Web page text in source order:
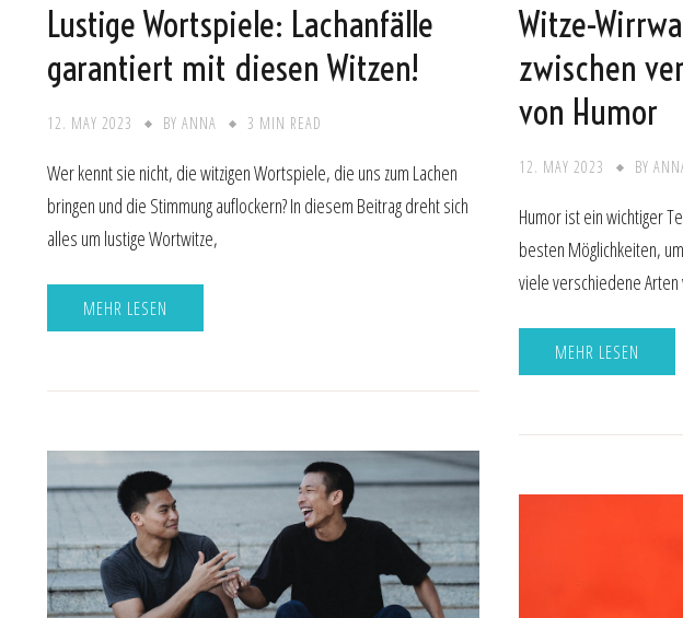
Lustige Wortspiele: Lachanfälle
garantiert mit diesen Witzen!
12. MAY 2023 BY ANNA 3 MIN READ
Wer kennt sie nicht, die witzigen Wortspiele, die uns zum Lachen
bringen und die Stimmung auflockern? In diesem Beitrag dreht sich
alles um lustige Wortwitze,
MEHR LESEN
Witze-
zwischen
von Humor
12. MAY 2023 BY
Humor ist ein wichtiger
besten Möglichkeiten,
viele verschiedene Arten
MEHR LESEN